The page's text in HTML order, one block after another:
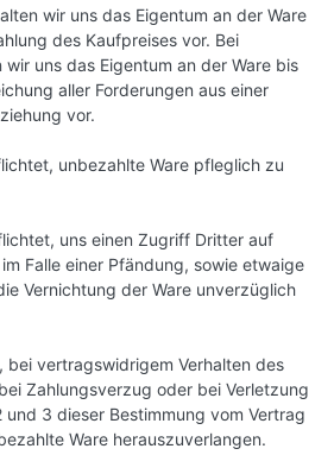
wir uns das Eigentum an der Ware
des Kaufpreises vor. Bei
uns das Eigentum an der Ware bis
aller Forderungen aus einer
vor.
unbezahlte Ware pfleglich zu
uns einen Zugriff Dritter auf
Falle einer Pfändung, sowie etwaige
Vernichtung der Ware unverzüglich
bei vertragswidrigem Verhalten des
Zahlungsverzug oder bei Verletzung
3 dieser Bestimmung vom Vertrag
Ware herauszuverlangen.